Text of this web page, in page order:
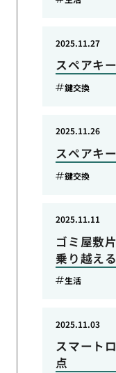
スペアキ
2025.11.27
鍵交換
スペアキ
2025.11.26
鍵交換
ゴミ屋敷
乗り越え
2025.11.11
生活
スマート
点
2025.11.03